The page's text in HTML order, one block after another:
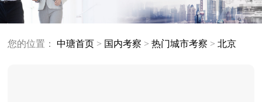
您的位置： 中瑭首页 > 国内考察 >热门城市考察 >北京